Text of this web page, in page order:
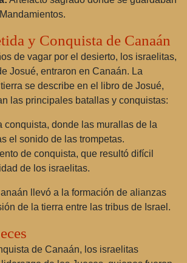
y Conquista de Canaán
de vagar por el desierto, los israelitas,
Josué, entraron en Canaán. La
se describe en el libro de Josué,
las principales batallas y conquistas:
conquista, donde las murallas de la
el sonido de las trompetas.
de conquista, que resultó difícil
de los israelitas.
llevó a la formación de alianzas
de la tierra entre las tribus de Israel.
de Canaán, los israelitas